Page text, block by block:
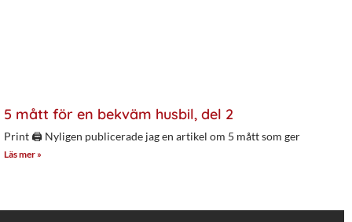
5 mått för en bekväm husbil, del 2
Print 🖨 Nyligen publicerade jag en artikel om 5 mått som ger
Läs mer »